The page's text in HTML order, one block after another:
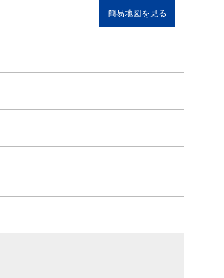
簡易地図を見る